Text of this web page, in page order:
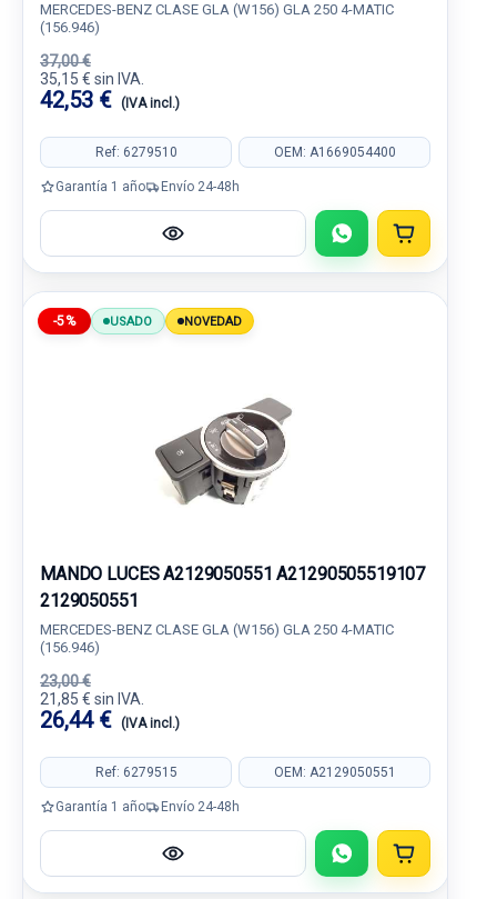
MERCEDES-BENZ CLASE GLA (W156) GLA 250 4-MATIC
(156.946)
37,00 €
35,15 € sin IVA.
42,53 € (IVA incl.)
Ref: 6279510 OEM: A1669054400
Garantía 1 año Envío 24-48h
-5% USADO NOVEDAD
MANDO LUCES A2129050551 A21290505519107
2129050551
MERCEDES-BENZ CLASE GLA (W156) GLA 250 4-MATIC
(156.946)
23,00 €
21,85 € sin IVA.
26,44 € (IVA incl.)
Ref: 6279515 OEM: A2129050551
Garantía 1 año Envío 24-48h